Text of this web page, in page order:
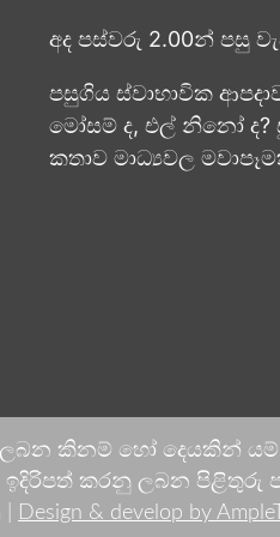
අද පස්වරු 2.00න් පසු
පසුගිය ස්වාභාවික
මෝසම් ද, එල් නිනෝ
කතාව මාධ්‍යවල
ලබන කිනම් හෝ
කරනු ලබන පිළිතුරු
Design & develop by